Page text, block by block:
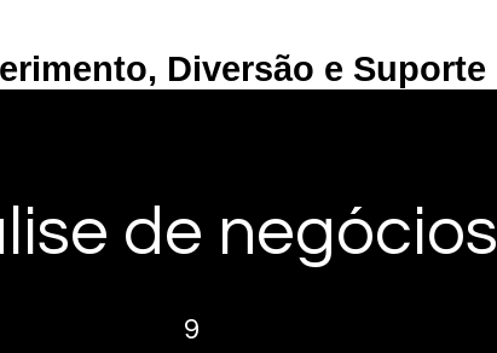
Diversão e Suporte
de negócios
9